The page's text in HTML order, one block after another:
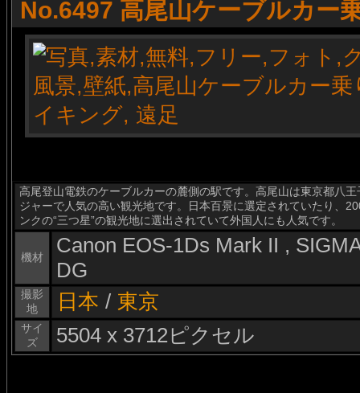
No.6497 高尾山ケーブルカー
高尾登山電鉄のケーブルカーの麓側の駅です。高尾山は東京都八
ジャーで人気の高い観光地です。日本百景に選定されていたり、
ンクの“三つ星”の観光地に選出されていて外国人にも人気です。
機材
Canon EOS-1Ds Mark II ,
DG
撮影
地
日本 / 東京
サイ
ズ
5504 x 3712ピクセル